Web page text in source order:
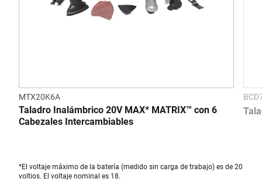
MTX20K6A
Taladro Inalámbrico 20V MAX* MATRIX™ con 6
Cabezales Intercambiables
*El voltaje máximo de la batería (medido sin carga de trabajo) es de 20
voltios. El voltaje nominal es 18.